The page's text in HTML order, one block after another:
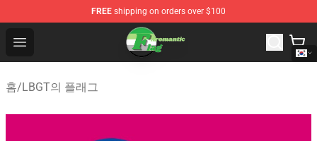
FREE shipping on orders over $100
Open menu
Aromantic Flag Shop - The Best Store of Aromantic Flag
홈/LBGT의 플래그